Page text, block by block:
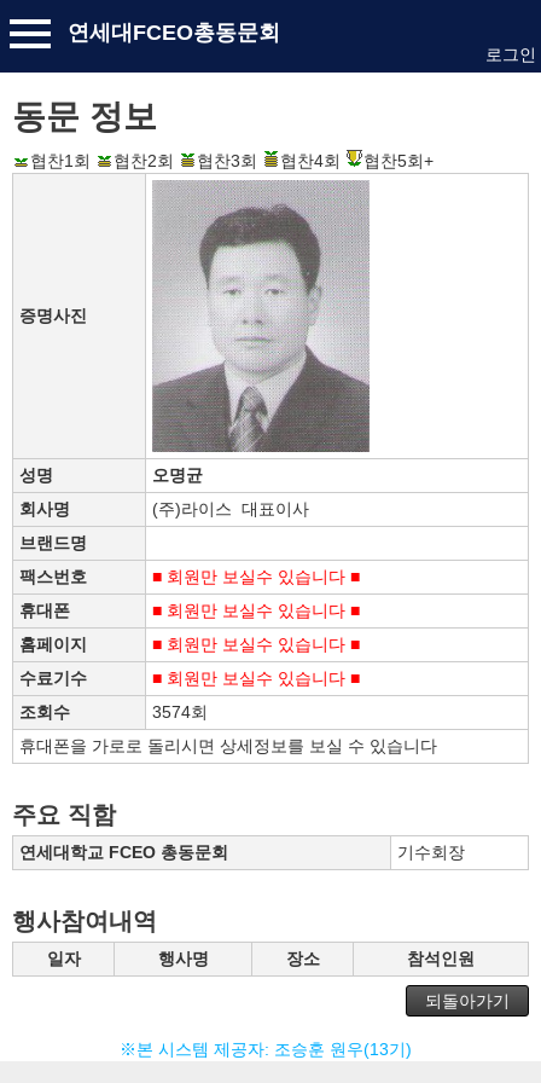
연세대FCEO총동문회
로그인
동문 정보
협찬1회 협찬2회 협찬3회 협찬4회 협찬5회+
증명사진
성명
오명균
회사명
(주)라이스 대표이사
브랜드명
팩스번호
■ 회원만 보실수 있습니다 ■
휴대폰
■ 회원만 보실수 있습니다 ■
홈페이지
■ 회원만 보실수 있습니다 ■
수료기수
■ 회원만 보실수 있습니다 ■
조회수
3574회
휴대폰을 가로로 돌리시면 상세정보를 보실 수 있습니다
주요 직함
연세대학교 FCEO 총동문회 기수회장
행사참여내역
일자 행사명 장소 참석인원
되돌아가기
※본 시스템 제공자: 조승훈 원우(13기)